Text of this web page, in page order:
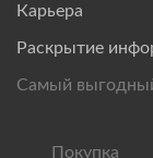
Карьера
Раскрытие
Самый